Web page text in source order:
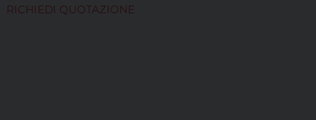
RICHIEDI QUOTAZIONE